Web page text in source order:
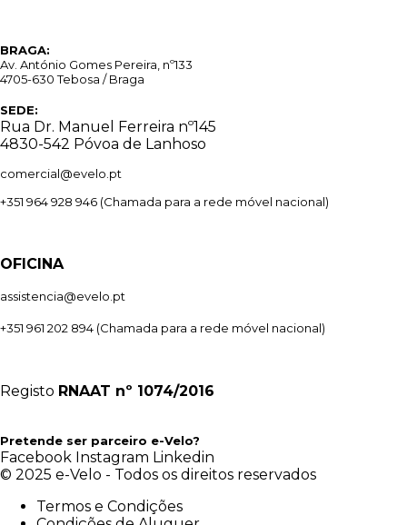
BRAGA:
Av. António Gomes Pereira, nº133
4705-630 Tebosa / Braga
SEDE:
Rua Dr. Manuel Ferreira nº145
4830-542 Póvoa de Lanhoso
comercial@evelo.pt
+351 964 928 946 (Chamada para a rede móvel nacional)
OFICINA
assistencia@evelo.pt
+351 961 202 894 (Chamada para a rede móvel nacional)
Registo RNAAT nº 1074/2016
Pretende ser parceiro e-Velo?
Facebook Instagram Linkedin
© 2025 e-Velo - Todos os direitos reservados
Termos e Condições